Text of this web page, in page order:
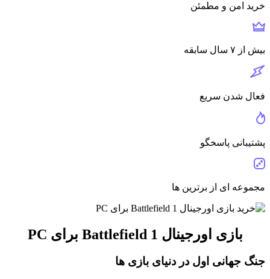
خرید امن و مطمئن
بیش از ۷ سال سابقه
فعال شدن سریع
پشتیبانی پاسخگو
مجموعه ای از برترین ها
بازی اورجینال Battlefield 1 برای PC
جنگ جهانی اول در دنیای بازی‌ ها